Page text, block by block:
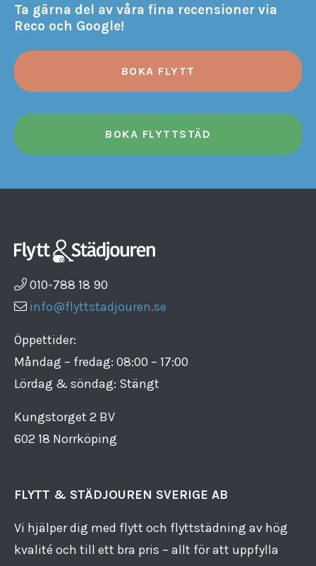
Ta gärna del av våra fina recensioner via
Reco och Google!
BOKA FLYTT
BOKA FLYTTSTÄD
010-788 18 90
info@flyttstadjouren.se
Öppettider:
Måndag – fredag: 08:00 – 17:00
Lördag & söndag: Stängt
Kungstorget 2 BV
602 18 Norrköping
FLYTT & STÄDJOUREN SVERIGE AB
Vi hjälper dig med flytt och flyttstädning av hög
kvalité och till ett bra pris – allt för att uppfylla